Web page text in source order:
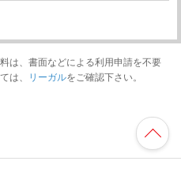
は、書面などによる利用申請を不要
は、
リーガルをご確認下さい。